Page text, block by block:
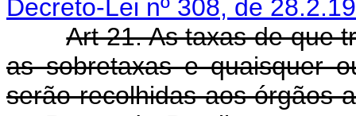
Decreto-Lei nº 308, de
Art 21. As taxas de que
as sobretaxas e quaisquer
serão recolhidas aos órgãos